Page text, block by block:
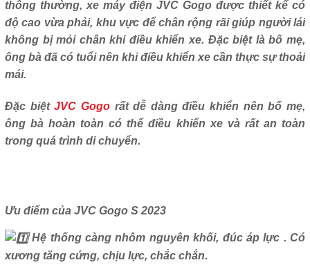
thông thường, xe máy điện JVC Gogo được thiết kế có
độ cao vừa phải, khu vực để chân rộng rãi giúp người lái
không bị mỏi chân khi điều khiển xe. Đặc biệt là bố mẹ,
ông bà đã có tuổi nên khi điều khiển xe cần thực sự thoải
mái.
Đặc biệtJVC Gogorất dễ dàng điều khiển nên bố mẹ,
ông bà hoàn toàn có thể điều khiển xe và rất an toàn
trong quá trình di chuyển.
Ưu điểm của JVC Gogo S 2023
Hệ thống càng nhôm nguyên khối, đúc áp lực . Có
xương tăng cứng, chịu lực, chắc chắn.